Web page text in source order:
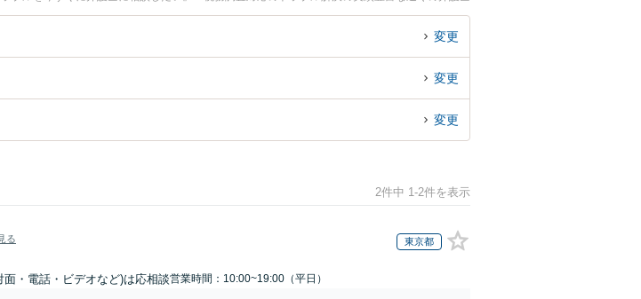
に相談予約したい』などでお困りの相談者さんにおすすめです。
変更
変更
変更
2件中 1-2件を表示
る 東京都
面・電話・ビデオなど)は応相談営業時間：10:00~19:00（平日）